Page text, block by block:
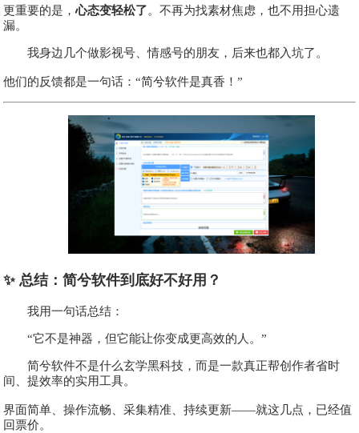
更重要的是，心态变轻松了。不再为找素材焦虑，也不用担心遗
漏。
我身边几个做影视号、情感号的朋友，后来也都入坑了。
他们的反馈都是一句话：“简兮软件是真香！”
✨ 总结：简兮软件到底好不好用？
我用一句话总结：
“它不是神器，但它能让你变成更高效的人。”
简兮软件不是什么玄学黑科技，而是一款真正帮创作者省时
间、提效率的实用工具。
界面简单、操作流畅、采集精准、持续更新——就这几点，已经值
回票价。